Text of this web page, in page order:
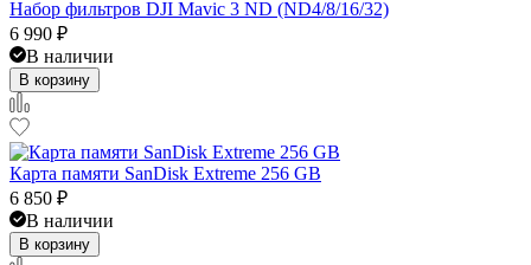
Набор фильтров DJI Mavic 3 ND (ND4/8/16/32)
6 990 ₽
В наличии
В корзину
Карта памяти SanDisk Extreme 256 GB
6 850 ₽
В наличии
В корзину